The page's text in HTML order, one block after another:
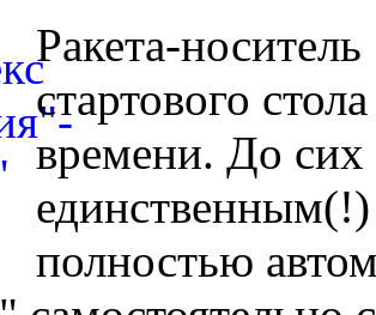
Ракета-
стартового
времени. До сих
единственным(!)
полностью